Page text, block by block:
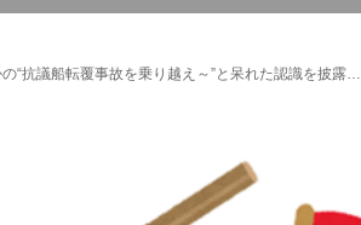
“抗議船転覆事故を乗り越え～”と呆れた認識を披露…